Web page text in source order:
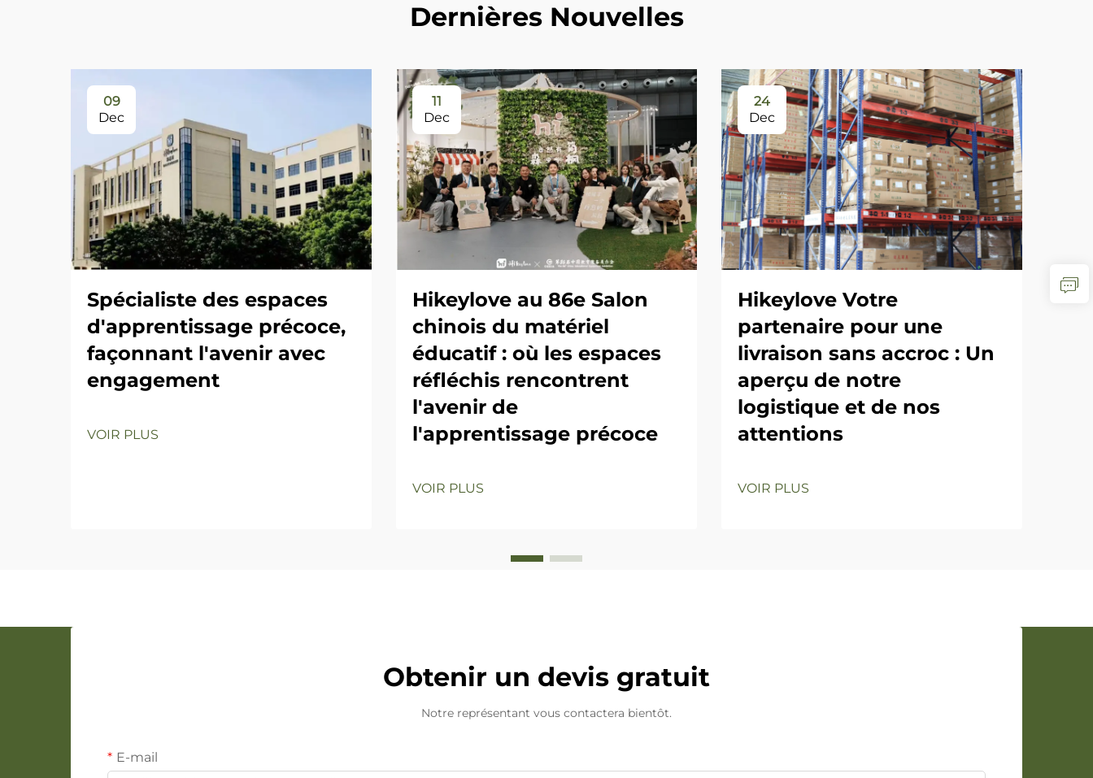
Dernières Nouvelles
09
Dec
Spécialiste des espaces
d'apprentissage précoce,
façonnant l'avenir avec
engagement
VOIR PLUS
11
Dec
Hikeylove au 86e Salon
chinois du matériel
éducatif : où les espaces
réfléchis rencontrent
l'avenir de
l'apprentissage précoce
VOIR PLUS
24
Dec
Hikeylove Votre
partenaire pour une
livraison sans accroc : Un
aperçu de notre
logistique et de nos
attentions
VOIR PLUS
Obtenir un devis gratuit
Notre représentant vous contactera bientôt.
E-mail